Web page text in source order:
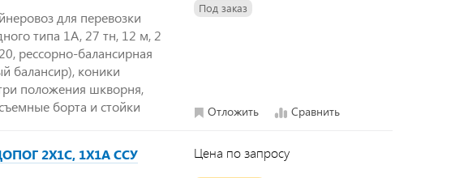
для перевозки
типа 1А, 27 тн, 12 м, 2
рессорно-балансирная
балансир), коники
положения шкворня,
борта и стойки
Под заказ
Отложить Сравнить
2Х1С, 1Х1А ССУ
Цена по запросу